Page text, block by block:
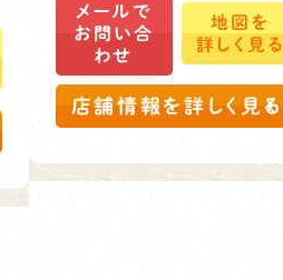
メールで
お問い合
わせ
地図を
詳しく見る
店舗情報を詳しく見る